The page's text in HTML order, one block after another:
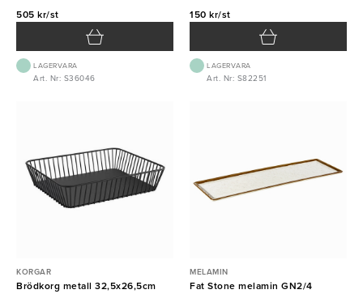
505 kr/st
LAGERVARA
Art. Nr: S36046
150 kr/st
LAGERVARA
Art. Nr: S82251
KORGAR
Brödkorg metall 32,5x26,5cm
MELAMIN
Fat Stone melamin GN2/4